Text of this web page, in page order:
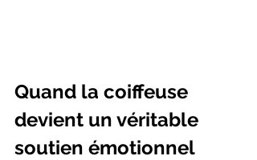
Quand la coiffeuse
devient un véritable
soutien émotionnel